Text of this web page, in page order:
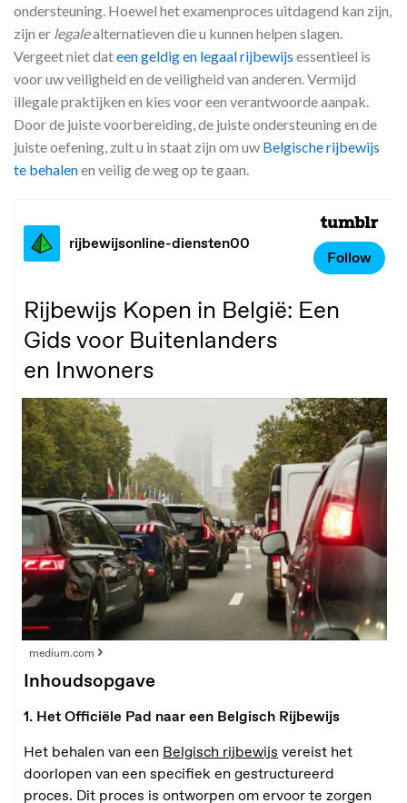
ondersteuning. Hoewel het examenproces uitdagend kan zijn,
zijn er legalealternatieven die u kunnen helpen slagen.
Vergeet niet dateen geldig en legaal rijbewijs essentieel is
voor uw veiligheid en de veiligheid van anderen. Vermijd
illegale praktijken en kies voor een verantwoorde aanpak.
Door de juiste voorbereiding, de juiste ondersteuning en de
juiste oefening, zult u in staat zijn om uw Belgische rijbewijs
te behalenen veilig de weg op te gaan.